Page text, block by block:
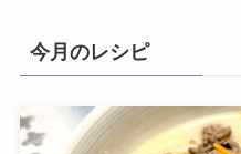
今月のレシピ